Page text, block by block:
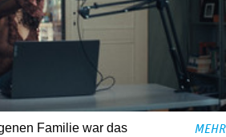
Familie war das
MEHR